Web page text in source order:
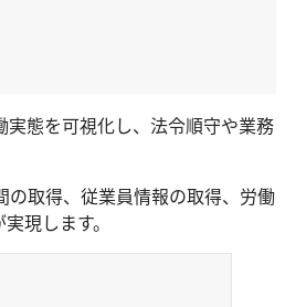
態を可視化し、法令順守や業務
の取得、従業員情報の取得、労働
現します。